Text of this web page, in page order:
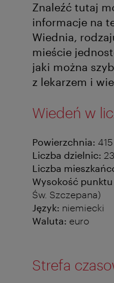
Znaleźć tutaj
informacje na
Wiednia,
mieście
jaki można
z lekarzem i
Wiedeń w
Powierzchnia:
Liczba dzielnic: 23
Liczba
Wysokość
Św. Szczepana)
Język: niemiecki
Waluta: euro
Strefa